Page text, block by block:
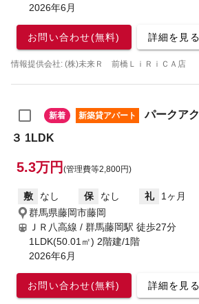
2026年6月
お問い合わせ(無料) 詳細を見る
情報提供会社: (株)未来Ｒ 前橋ＬｉＲｉＣＡ店
新着 新築貸アパート
パークア
３ 1LDK
5.3万円 (管理費等2,800円)
敷 なし 保 なし 礼
1ヶ月
群馬県藤岡市藤岡
ＪＲ八高線 / 群馬藤岡駅 徒歩27分
1LDK(50.01㎡) 2階建/1階
2026年6月
お問い合わせ(無料) 詳細を見る